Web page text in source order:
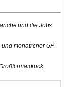
und die Jobs
monatlicher GP-